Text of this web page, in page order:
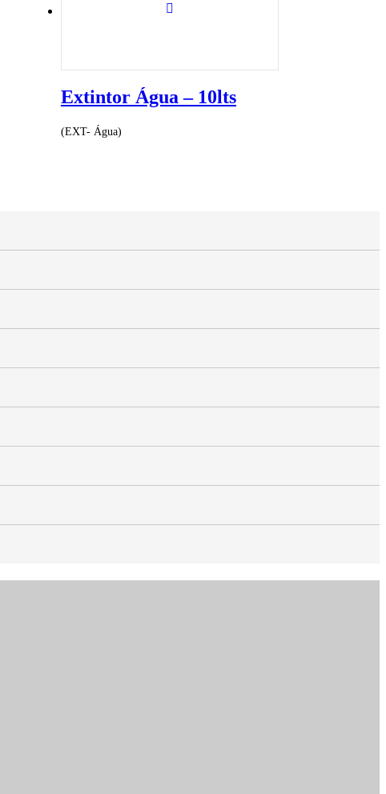
Extintor Água – 10lts
(EXT- Água)